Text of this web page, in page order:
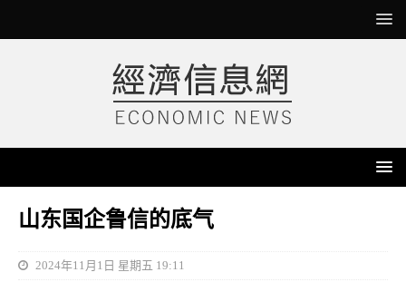
山东国企鲁信的底气
2024年11月1日 星期五 19:11